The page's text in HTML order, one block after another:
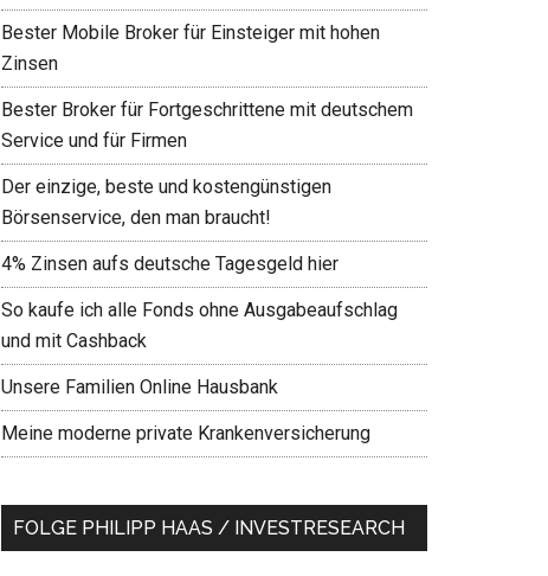
Bester Mobile Broker für Einsteiger mit hohen
Zinsen
Bester Broker für Fortgeschrittene mit deutschem
Service und für Firmen
Der einzige, beste und kostengünstigen
Börsenservice, den man braucht!
4% Zinsen aufs deutsche Tagesgeld hier
So kaufe ich alle Fonds ohne Ausgabeaufschlag
und mit Cashback
Unsere Familien Online Hausbank
Meine moderne private Krankenversicherung
FOLGE PHILIPP HAAS / INVESTRESEARCH